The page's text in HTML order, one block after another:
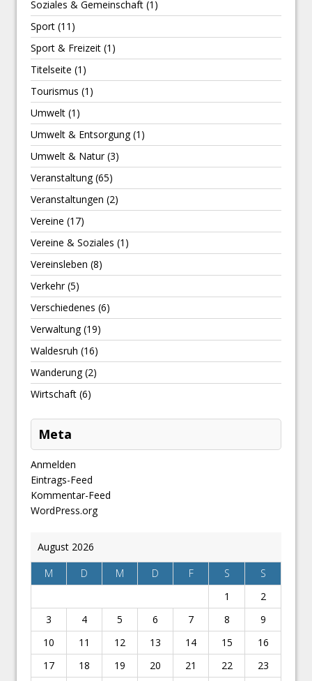
Soziales & Gemeinschaft (1)
Sport (11)
Sport & Freizeit (1)
Titelseite (1)
Tourismus (1)
Umwelt (1)
Umwelt & Entsorgung(1)
Umwelt & Natur(3)
Veranstaltung(65)
Veranstaltungen (2)
Vereine (17)
Vereine & Soziales (1)
Vereinsleben (8)
Verkehr(5)
Verschiedenes (6)
Verwaltung(19)
Waldesruh (16)
Wanderung(2)
Wirtschaft (6)
Meta
Anmelden
Eintrags-Feed
Kommentar-Feed
WordPress.org
August 2026
M
D M D F S
S
1
2
3
4 5 6 7 8
9
10
11 12 13 14 15
16
17
18 19 20 21 22
23